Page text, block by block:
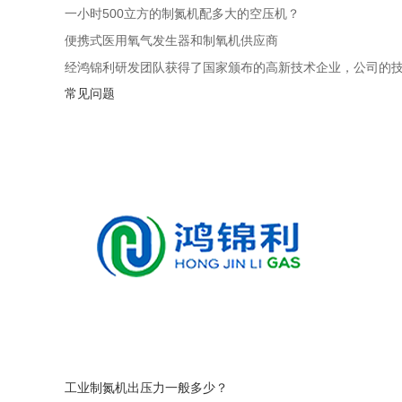
一小时500立方的制氮机配多大的空压机？
便携式医用氧气发生器和制氧机供应商
经鸿锦利研发团队获得了国家颁布的高新技术企业，公司的
常见问题
工业制氮机出压力一般多少？